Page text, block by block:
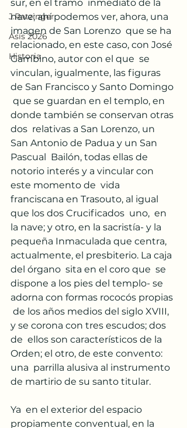
J.Ratzinger
Asís 2026
Historia
sur, en el tramo  inmediato de la
nave; ahí podemos ver, ahora, una
imagen de San Lorenzo  que se ha
relacionado, en este caso, con José
Gambino, autor con el que  se
vinculan, igualmente, las figuras
de San Francisco y Santo Domingo
que se guardan en el templo, en
donde también se conservan otras
dos  relativas a San Lorenzo, un
San Antonio de Padua y un San
Pascual  Bailón, todas ellas de
notorio interés y a vincular con
este momento de  vida
franciscana en Trasouto, al igual
que los dos Crucificados  uno,  en
la nave; y otro, en la sacristía- y la
pequeña Inmaculada que centra,
actualmente, el presbiterio. La caja
del órgano  sita en el coro que  se
dispone a los pies del templo- se
adorna con formas rococós propias
de los años medios del siglo XVIII,
y se corona con tres escudos; dos
de  ellos son característicos de la
Orden; el otro, de este convento:
una  parrilla alusiva al instrumento
de martirio de su santo titular.
Ya  en el exterior del espacio
propiamente conventual, en la